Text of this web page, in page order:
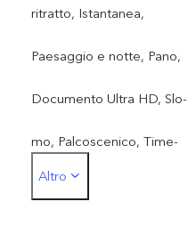
ritratto, Istantanea,
Paesaggio e notte, Pano,
Documento Ultra HD, Slo-
mo, Palcoscenico, Time-
lapse, Pro, Cibo,
Altro